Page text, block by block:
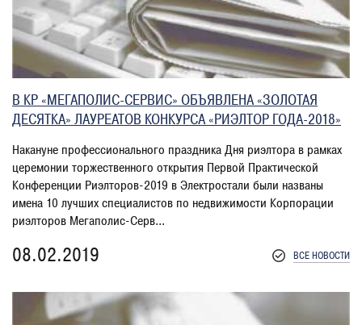
В КР «МЕГАПОЛИС-СЕРВИС» ОБЪЯВЛЕНА «ЗОЛОТАЯ
ДЕСЯТКА» ЛАУРЕАТОВ КОНКУРСА «РИЭЛТОР ГОДА-2018»
Накануне профессионального праздника Дня риэлтора в рамках
церемонии торжественного открытия Первой Практической
Конференции Риэлторов-2019 в Электростали были названы
имена 10 лучших специалистов по недвижимости Корпорации
риэлторов Мегаполис-Серв...
08.02.2019 ВСЕ НОВОСТИ